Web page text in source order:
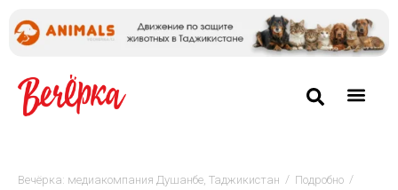
Вечёрка: медиакомпания Душанбе, Таджикистан / Подробно /